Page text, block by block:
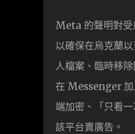
Meta 的聲明對受
以確保在烏克蘭
人檔案、臨時移
在 Messenger 加
端加密、「只看
該平台賣廣告。